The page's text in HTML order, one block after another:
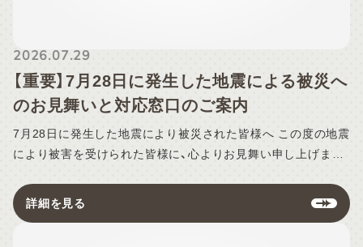
2026.07.29
【重要】7月28日に発生した地震による被災へ
のお見舞いと対応窓口のご案内
7月28日に発生した地震により被災された皆様へ この度の地震
により被害を受けられた皆様に、心よりお見舞い申し上げま
お祈り申し上げます。 地震の影響によるお住まいの破損、設備
の不具合、点検・メンテナンスのご依頼につきましては、下記よ
詳細を見る